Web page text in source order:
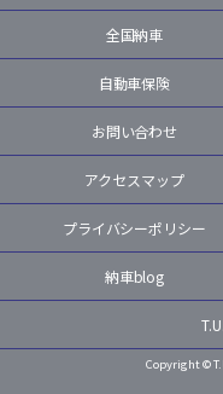
全国納車
自動車保険
お問い合わせ
アクセスマップ
プライバシーポリシー
納車blog
Copyright ©